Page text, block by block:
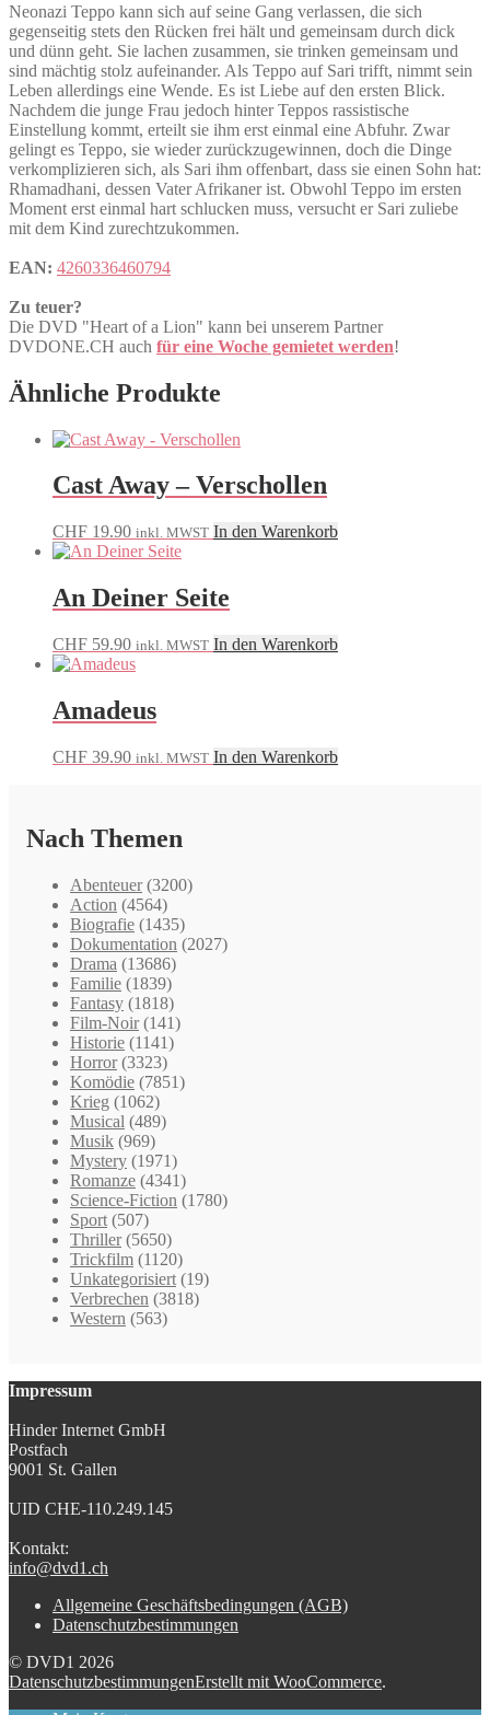
Neonazi Teppo kann sich auf seine Gang verlassen, die sich
gegenseitig stets den Rücken frei hält und gemeinsam durch dick
und dünn geht. Sie lachen zusammen, sie trinken gemeinsam und
sind mächtig stolz aufeinander. Als Teppo auf Sari trifft, nimmt sein
Leben allerdings eine Wende. Es ist Liebe auf den ersten Blick.
Nachdem die junge Frau jedoch hinter Teppos rassistische
Einstellung kommt, erteilt sie ihm erst einmal eine Abfuhr. Zwar
gelingt es Teppo, sie wieder zurückzugewinnen, doch die Dinge
verkomplizieren sich, als Sari ihm offenbart, dass sie einen Sohn hat:
Rhamadhani, dessen Vater Afrikaner ist. Obwohl Teppo im ersten
Moment erst einmal hart schlucken muss, versucht er Sari zuliebe
mit dem Kind zurechtzukommen.
EAN: 4260336460794
Zu teuer?
Die DVD "Heart of a Lion" kann bei unserem Partner
DVDONE.CH auch für eine Woche gemietet werden!
Ähnliche Produkte
Cast Away – Verschollen
CHF 19.90 inkl. MWST In den Warenkorb
An Deiner Seite
CHF 59.90 inkl. MWST In den Warenkorb
Amadeus
CHF 39.90 inkl. MWST In den Warenkorb
Nach Themen
Abenteuer (3200)
Action (4564)
Biografie (1435)
Dokumentation (2027)
Drama (13686)
Familie (1839)
Fantasy (1818)
Film-Noir (141)
Historie (1141)
Horror (3323)
Komödie (7851)
Krieg (1062)
Musical (489)
Musik (969)
Mystery (1971)
Romanze (4341)
Science-Fiction (1780)
Sport (507)
Thriller (5650)
Trickfilm (1120)
Unkategorisiert (19)
Verbrechen (3818)
Western (563)
Impressum
Hinder Internet GmbH
Postfach
9001 St. Gallen
UID CHE-110.249.145
Kontakt:
info@dvd1.ch
Allgemeine Geschäftsbedingungen (AGB)
Datenschutzbestimmungen
© DVD1 2026
DatenschutzbestimmungenErstellt mit WooCommerce.